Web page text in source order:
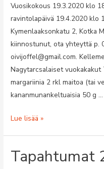
Vuosikokous 19.3.2020 klo
ravintolapäivä 19.4.2020 klo
Kymenlaaksonkatu 2, Kotka
kiinnostunut, ota yhteyttä p.
oivijoffel@gmail.com.
Nagytarcsalaiset vuokakakut
margariinia 2 rkl maitoa (tai
kananmunankeltuaisia 50 g …
Tervetuloa
2020
Lue lisää »
Tapahtumat